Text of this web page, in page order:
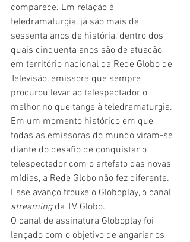
comparece. Em relação à
teledramaturgia, já são mais de
sessenta anos de história, dentro dos
quais cinquenta anos são de atuação
em território nacional da Rede Globo de
Televisão, emissora que sempre
procurou levar ao telespectador o
melhor no que tange à teledramaturgia.
Em um momento histórico em que
todas as emissoras do mundo viram-se
diante do desafio de conquistar o
telespectador com o artefato das novas
mídias, a Rede Globo não fez diferente.
Esse avanço trouxe o Globoplay, o canal
streaming da TV Globo.
O canal de assinatura Globoplay foi
lançado com o objetivo de angariar os